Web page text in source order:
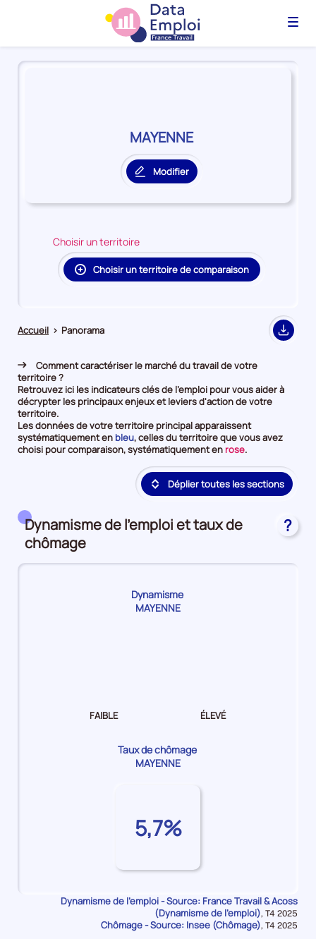
Menu
Panorama
MAYENNE
Modifier
le
principal
Choisir un territoire
Choisir un territoire de comparaison
Accueil > Panorama Export
Comment caractériser le marché du travail de votre
territoire ?
Retrouvez ici les indicateurs clés de l'emploi pour vous aider à
décrypter les principaux enjeux et leviers d'action de votre
territoire.
Les données de votre territoire principal apparaissent
systématiquement en bleuet
en
position
par
catégorie
donnée
, celles du territoire que vous avez
choisi pour comparaison, systématiquement en roseet
deuxième
position
par
.
Déplier toutes les sections
Dynamisme de l'emploi et taux de
chômage
?
Dynamisme
MAYENNE
FAIBLE ÉLEVÉ
Taux de chômage
MAYENNE
5,7%
Dynamisme de l'emploi - Source: France Travail & Acoss
(Dynamisme de l'emploi), Données
pour
T4 2025
Chômage - Source: Insee (Chômage), Données
T4 2025